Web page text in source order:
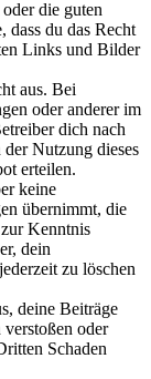
die guten
dass du das Recht
Links und Bilder
aus. Bei
oder anderer im
dich nach
Nutzung dieses
erteilen.
keine
übernimmt, die
Kenntnis
dein
zu löschen
deine Beiträge
verstoßen oder
Schaden